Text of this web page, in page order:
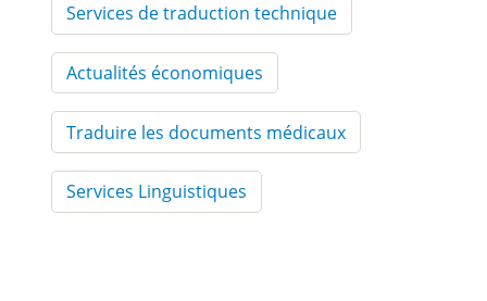
Services de traduction technique
Actualités économiques
Traduire les documents médicaux
Services Linguistiques